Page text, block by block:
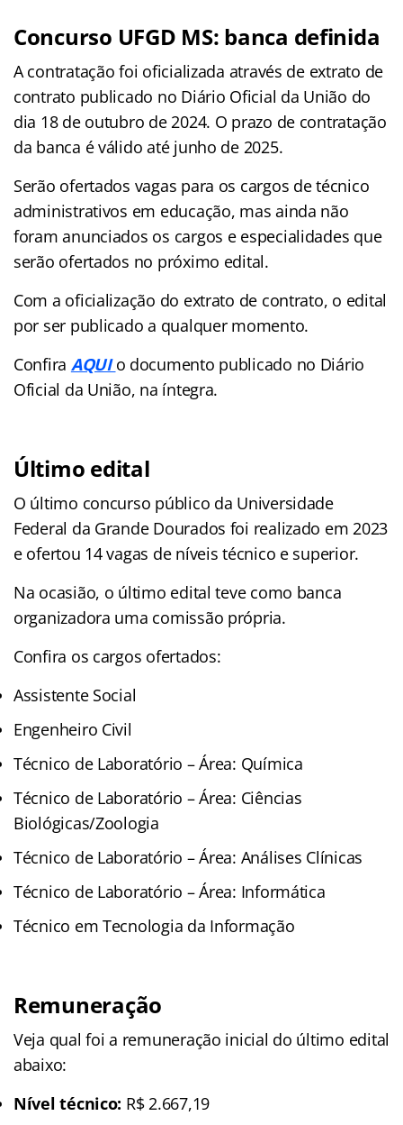
Concurso UFGD MS: banca definida
A contratação foi oficializada através de extrato de
contrato publicado no Diário Oficial da União do
dia 18 de outubro de 2024. O prazo de contratação
da banca é válido até junho de 2025.
Serão ofertados vagas para os cargos de técnico
administrativos em educação, mas ainda não
foram anunciados os cargos e especialidades que
serão ofertados no próximo edital.
Com a oficialização do extrato de contrato, o edital
por ser publicado a qualquer momento.
Confira AQUIo documento publicado no Diário
Oficial da União, na íntegra.
Último edital
O último concurso público da Universidade
Federal da Grande Dourados foi realizado em 2023
e ofertou 14 vagas de níveis técnico e superior.
Na ocasião, o último edital teve como banca
organizadora uma comissão própria.
Confira os cargos ofertados:
Assistente Social
Engenheiro Civil
Técnico de Laboratório – Área: Química
Técnico de Laboratório – Área: Ciências
Biológicas/Zoologia
Técnico de Laboratório – Área: Análises Clínicas
Técnico de Laboratório – Área: Informática
Técnico em Tecnologia da Informação
Remuneração
Veja qual foi a remuneração inicial do último edital
abaixo:
Nível técnico: R$ 2.667,19